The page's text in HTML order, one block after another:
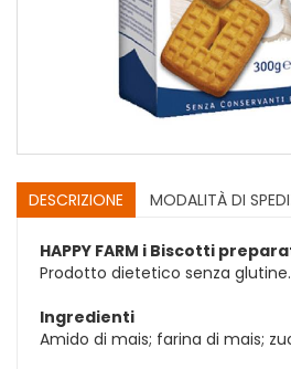
DESCRIZIONE MODALITÀ DI
HAPPY FARM i Biscotti
Prodotto dietetico senza glutine.
Ingredienti
Amido di mais; farina di mais;